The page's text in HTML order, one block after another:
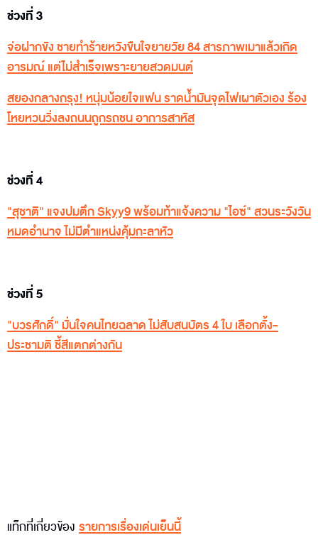
ช่วงที่ 3
จ่อฝากขัง ชายทำร้ายหวังขืนใจยายวัย 84 สารภาพเมาแล้วเกิด
อารมณ์ แต่ไม่สำเร็จเพราะยายสวดมนต์
สยองกลางกรุง! หนุ่มน้อยใจแฟน ราดน้ำมันจุดไฟเผาตัวเอง ร้อง
โหยหวนวิ่งลงถนนถูกรถชน อาการสาหัส
ช่วงที่ 4
"สุชาติ" แจงปมตึก Skyy9 พร้อมท้าแจ้งความ "ไอซ์" สวนระวังวัน
หมดอำนาจ ไม่มีตำแหน่งคุ้มกะลาหัว
ช่วงที่ 5
"บวรศักดิ์" มั่นใจคนไทยฉลาด ไม่สับสนบัตร 4 ใบ เลือกตั้ง-
ประชามติ ชี้สีแตกต่างกัน
แท็กที่เกี่ยวข้อง รายการเรื่องเด่นเย็นนี้